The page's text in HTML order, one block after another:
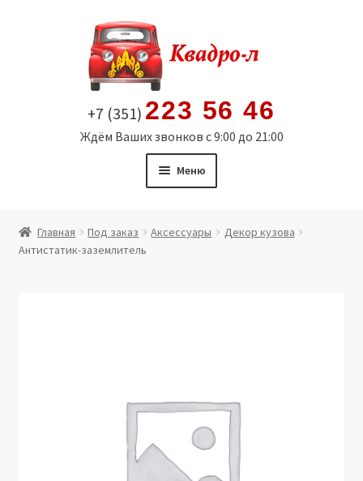
содержимому
+7 (351) 223 56 46
Ждём Ваших звонков с 9:00 до 21:00
Меню
Витрина
Юридические данные
Главная Под заказ Аксессуары
Декор кузова
Антистатик-заземлитель